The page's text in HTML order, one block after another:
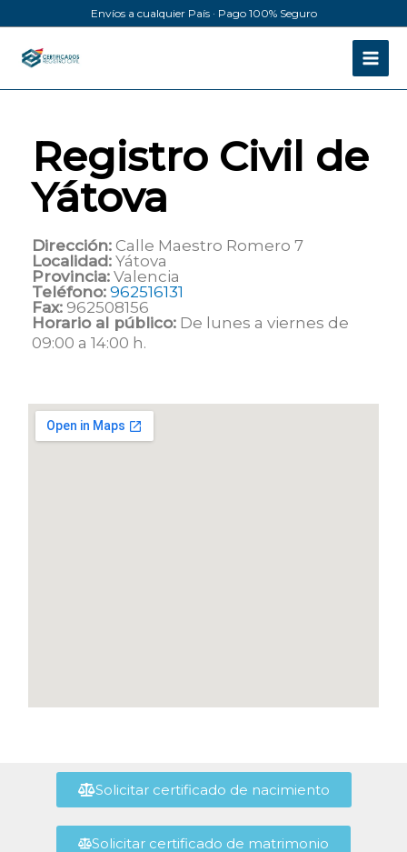
al
contenido
Envíos a cualquier País · Pago 100% Seguro
Registro Civil de
Yátova
Dirección: Calle Maestro Romero 7
Localidad: Yátova
Provincia: Valencia
Teléfono: 962516131
Fax: 962508156
Horario al público: De lunes a viernes de
09:00 a 14:00 h.
Solicitar certificado de nacimiento
Solicitar certificado de matrimonio